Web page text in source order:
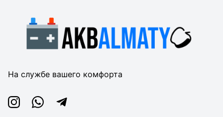
На службе вашего комфорта
InstagramWhatsappTelegram